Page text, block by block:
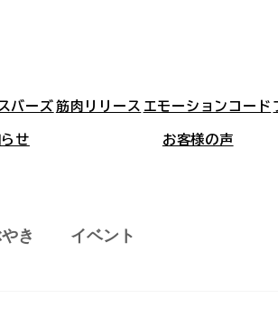
バーズ筋肉リリース エモーションコード
せ お客様の声
き イベント